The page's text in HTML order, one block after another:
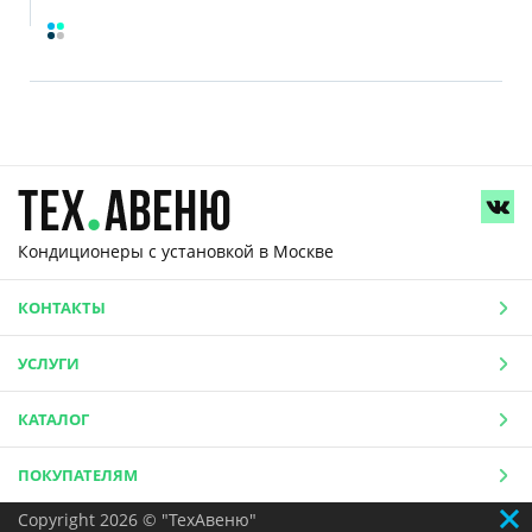
Кондиционеры с установкой в Москве
КОНТАКТЫ
УСЛУГИ
КАТАЛОГ
ПОКУПАТЕЛЯМ
Copyright 2026 © "ТехАвеню"